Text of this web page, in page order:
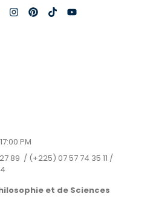
PM
89 / (+225) 07 57 74 35 11 /
et de Sciences